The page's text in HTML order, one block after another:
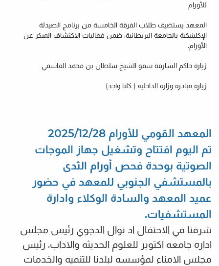
للأورام
المعهد يستضيف طلاب الفرقة الخامسة من برنامج الصيدلة
الإكلينيكية بالجامعة البريطانية، ضمن فعاليات الاكتشاف المبكر عن
الأورام.
زيارة حاكم الشارقة سمو الشيخ سلطان بن محمد القاسمي
زيارة مبادرة وزارة الداخلية ( كلنا واحد)
المعهد القومي للأورام 2025/12/28
تم اليوم افتتاح وتشغيل جهاز الموجات
الصوتية بوحدة فحص أورام الثدى
بالمستشفي الجنوبي للمعهد في حضور
عميد المعهد والسادة الوكلاء وادارة
المستشفيات.
شرفنا في الاحتفال اد نوال الدجوي رئيس مجلس
اداره جامعه اكتوبر للعلوم الحديثه والاداب، رئيس
مجلس الامناء لمؤسسه لبلدنا للتنميه والخدمات